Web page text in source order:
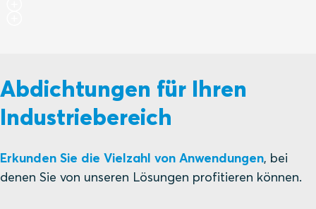
Abdichtungen für Ihren
Industriebereich
Erkunden Sie die Vielzahl von Anwendungen, bei
denen Sie von unseren Lösungen profitieren können.